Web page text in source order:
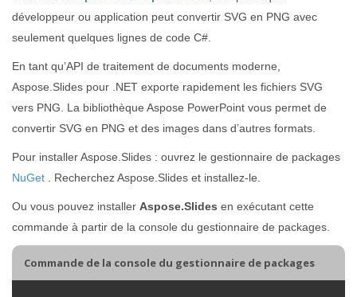
développeur ou application peut convertir SVG en PNG avec
seulement quelques lignes de code C#.
En tant qu’API de traitement de documents moderne,
Aspose.Slides pour .NET exporte rapidement les fichiers SVG
vers PNG. La bibliothèque Aspose PowerPoint vous permet de
convertir SVG en PNG et des images dans d’autres formats.
Pour installer Aspose.Slides : ouvrez le gestionnaire de packages
NuGet . Recherchez Aspose.Slides et installez-le.
Ou vous pouvez installer Aspose.Slides en exécutant cette
commande à partir de la console du gestionnaire de packages.
Commande de la console du gestionnaire de packages